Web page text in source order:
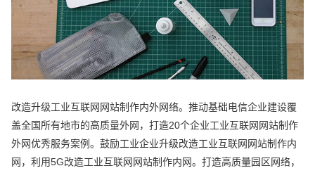
改造升级工业互联网网站制作内外网络。推动基础电信企业建设覆
盖全国所有地市的高质量外网，打造20个企业工业互联网网站制作
外网优秀服务案例。鼓励工业企业升级改造工业互联网网站制作内
网，利用5G改造工业互联网网站制作内网。打造高质量园区网络，